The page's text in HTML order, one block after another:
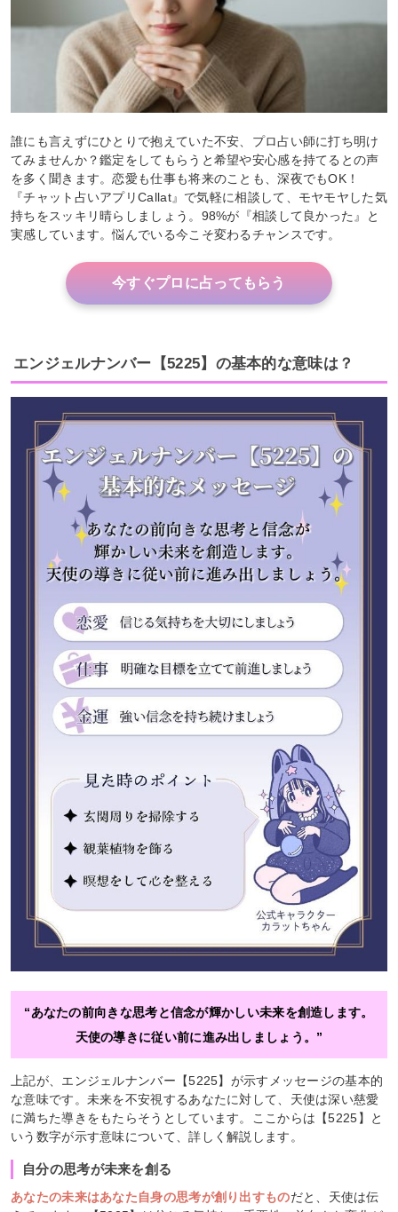
誰にも言えずにひとりで抱えていた不安、プロ占い師に打ち明け
てみませんか？鑑定をしてもらうと希望や安心感を持てるとの声
を多く聞きます。恋愛も仕事も将来のことも、深夜でもOK！
『チャット占いアプリCallat』で気軽に相談して、モヤモヤした気
持ちをスッキリ晴らしましょう。98%が『相談して良かった』と
実感しています。悩んでいる今こそ変わるチャンスです。
今すぐプロに占ってもらう
エンジェルナンバー【5225】の基本的な意味は？
“あなたの前向きな思考と信念が輝かしい未来を創造します。
天使の導きに従い前に進み出しましょう。”
上記が、エンジェルナンバー【5225】が示すメッセージの基本的
な意味です。未来を不安視するあなたに対して、天使は深い慈愛
に満ちた導きをもたらそうとしています。ここからは【5225】と
いう数字が示す意味について、詳しく解説します。
自分の思考が未来を創る
あなたの未来はあなた自身の思考が創り出すものだと、天使は伝